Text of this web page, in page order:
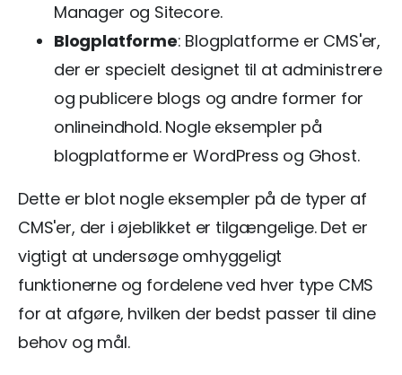
Manager og Sitecore.
Blogplatforme: Blogplatforme er CMS'er,
der er specielt designet til at administrere
og publicere blogs og andre former for
onlineindhold. Nogle eksempler på
blogplatforme er WordPress og Ghost.
Dette er blot nogle eksempler på de typer af
CMS'er, der i øjeblikket er tilgængelige. Det er
vigtigt at undersøge omhyggeligt
funktionerne og fordelene ved hver type CMS
for at afgøre, hvilken der bedst passer til dine
behov og mål.